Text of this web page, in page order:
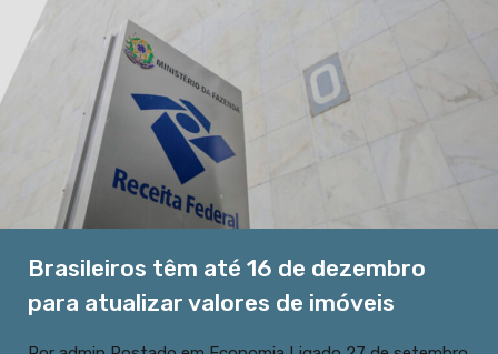
Brasileiros têm até 16 de dezembro
para atualizar valores de imóveis